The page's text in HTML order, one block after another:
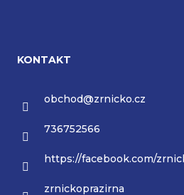
KONTAKT
obchod@zrnicko.cz
736752566
https://facebook.com/
zrnickoprazirna